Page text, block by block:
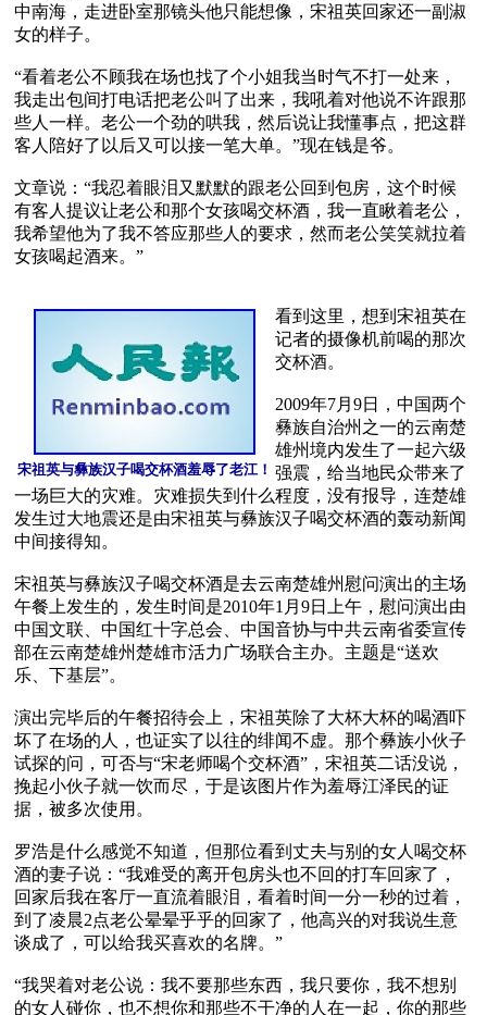
中南海，走进卧室那镜头他只能想像，宋祖英回家还一副淑
女的样子。
“看着老公不顾我在场也找了个小姐我当时气不打一处来，
我走出包间打电话把老公叫了出来，我吼着对他说不许跟那
些人一样。老公一个劲的哄我，然后说让我懂事点，把这群
客人陪好了以后又可以接一笔大单。”现在钱是爷。
文章说：“我忍着眼泪又默默的跟老公回到包房，这个时候
有客人提议让老公和那个女孩喝交杯酒，我一直瞅着老公，
我希望他为了我不答应那些人的要求，然而老公笑笑就拉着
女孩喝起酒来。”
宋祖英与彝族汉子喝交杯酒羞辱了老江！
看到这里，想到宋祖英在
记者的摄像机前喝的那次
交杯酒。
2009年7月9日，中国两个
彝族自治州之一的云南楚
雄州境内发生了一起六级
强震，给当地民众带来了
一场巨大的灾难。灾难损失到什么程度，没有报导，连楚雄
发生过大地震还是由宋祖英与彝族汉子喝交杯酒的轰动新闻
中间接得知。
宋祖英与彝族汉子喝交杯酒是去云南楚雄州慰问演出的主场
午餐上发生的，发生时间是2010年1月9日上午，慰问演出由
中国文联、中国红十字总会、中国音协与中共云南省委宣传
部在云南楚雄州楚雄市活力广场联合主办。主题是“送欢
乐、下基层”。
演出完毕后的午餐招待会上，宋祖英除了大杯大杯的喝酒吓
坏了在场的人，也证实了以往的绯闻不虚。那个彝族小伙子
试探的问，可否与“宋老师喝个交杯酒”，宋祖英二话没说，
挽起小伙子就一饮而尽，于是该图片作为羞辱江泽民的证
据，被多次使用。
罗浩是什么感觉不知道，但那位看到丈夫与别的女人喝交杯
酒的妻子说：“我难受的离开包房头也不回的打车回家了，
回家后我在客厅一直流着眼泪，看着时间一分一秒的过着，
到了凌晨2点老公晕晕乎乎的回家了，他高兴的对我说生意
谈成了，可以给我买喜欢的名牌。”
“我哭着对老公说：我不要那些东西，我只要你，我不想别
的女人碰你，也不想你和那些不干净的人在一起，你的那些